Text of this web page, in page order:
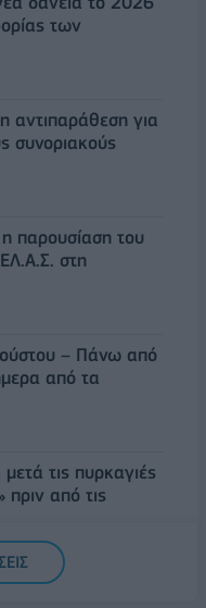
των
αντιπαράθεση για
συνοριακούς
παρουσίαση του
στη
– Πάνω από
από τα
τις πυρκαγιές
από τις
Οι νέοι